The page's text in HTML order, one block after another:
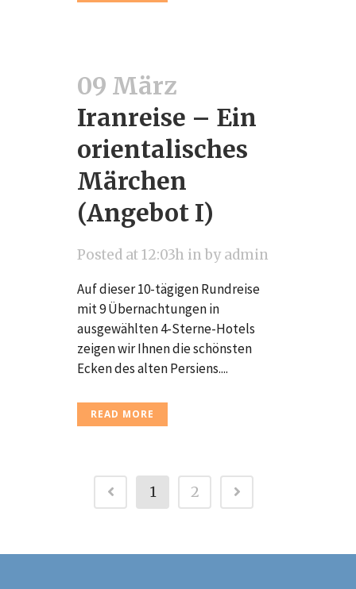
09 März
Iranreise – Ein
orientalisches
Märchen
(Angebot I)
Posted at 12:03h in by admin
Auf dieser 10-tägigen Rundreise
mit 9 Übernachtungen in
ausgewählten 4-Sterne-Hotels
zeigen wir Ihnen die schönsten
Ecken des alten Persiens....
READ MORE
1 2